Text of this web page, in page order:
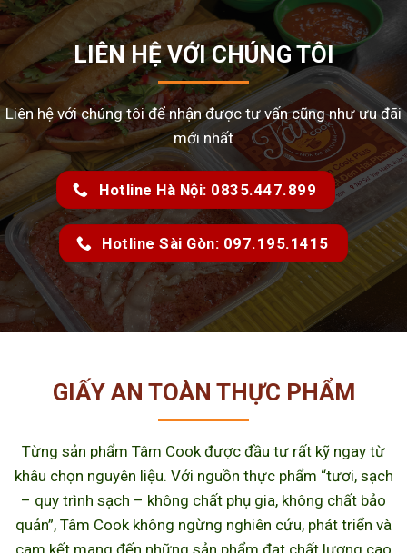
LIÊN HỆ VỚI CHÚNG TÔI
Liên hệ với chúng tôi để nhận được tư vấn cũng như ưu đãi
mới nhất
Hotline Hà Nội: 0835.447.899
Hotline Sài Gòn: 097.195.1415
GIẤY AN TOÀN THỰC PHẨM
Từng sản phẩm Tâm Cook được đầu tư rất kỹ ngay từ
khâu chọn nguyên liệu. Với nguồn thực phẩm “tươi, sạch
– quy trình sạch – không chất phụ gia, không chất bảo
quản”, Tâm Cook không ngừng nghiên cứu, phát triển và
cam kết mang đến những sản phẩm đạt chất lượng cao